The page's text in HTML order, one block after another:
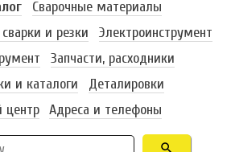
Сварочные материалы
и резки
Электроинструмент
Запчасти, расходники
и каталоги
Деталировки
центр Адреса и телефоны